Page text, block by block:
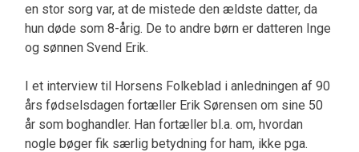
en stor sorg var, at de mistede den ældste datter, da
hun døde som 8-årig. De to andre børn er datteren Inge
og sønnen Svend Erik.
I et interview til Horsens Folkeblad i anledningen af 90
års fødselsdagen fortæller Erik Sørensen om sine 50
år som boghandler. Han fortæller bl.a. om, hvordan
nogle bøger fik særlig betydning for ham, ikke pga.